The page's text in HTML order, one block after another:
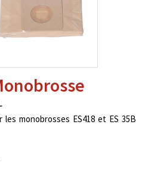
monobrosses ES418 et ES 35B